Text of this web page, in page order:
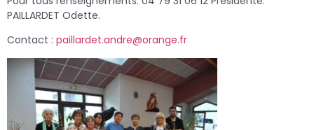
PAILLARDET Odette.
Contact : paillardet.andre@orange.fr